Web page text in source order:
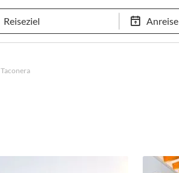
Anreise
97,8% Weiterempfehlungsrate
Taconera